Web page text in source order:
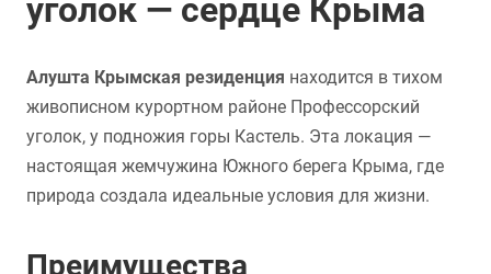
уголок — сердце Крыма
Алушта Крымская резиденция находится в тихом
живописном курортном районе Профессорский
уголок, у подножия горы Кастель. Эта локация —
настоящая жемчужина Южного берега Крыма, где
природа создала идеальные условия для жизни.
Преимущества